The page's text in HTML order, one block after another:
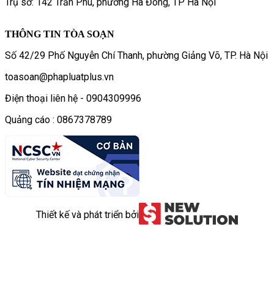
THÔNG TIN TÒA SOẠN
Số 42/29 Phố Nguyễn Chí Thanh, phường Giảng Võ, TP. Hà Nội
toasoan@phapluatplus.vn
Điện thoại liên hệ - 0904309996
Quảng cáo : 0867378789
Thiết kế và phát triển bởi